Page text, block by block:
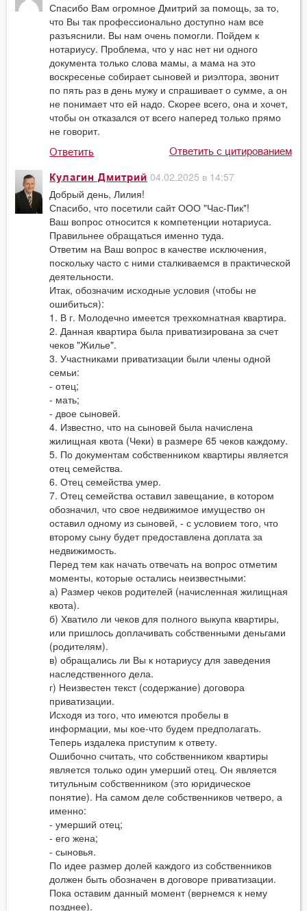
Спасибо Вам огромное Дмитрий за помощь, за то,
что Вы так профессионально доступно нам все
разъяснили. Вы нам очень помогли. Пойдем к
нотариусу. Проблема, что у нас нет ни одного
документа только слова мамы, а мама на это
воскресенье собирает сыновей и риэлтора, звонит
по пять раз в день мужу и спрашивает о сумме, а он
не понимает что ей надо. Скорее всего, она и хочет,
чтобы он отказался от всего наперед только прямо
не говорит.
Ответить Ответить с цитированием
Кулагин Дмитрий 04.02.2025 в 14:57
Добрый день, Лилия!
Спасибо, что посетили сайт ООО "Час-Пик"!
Ваш вопрос относится к компетенции нотариуса.
Правильнее обращаться именно туда.
Ответим на Ваш вопрос в качестве исключения,
поскольку часто с ними сталкиваемся в практической
деятельности.
Итак, обозначим исходные условия (чтобы не
ошибиться):
1. В г. Молодечно имеется трехкомнатная квартира.
2. Данная квартира была приватизирована за счет
чеков "Жилье".
3. Участниками приватизации были члены одной
семьи:
- отец;
- мать;
- двое сыновей.
4. Известно, что на сыновей была начислена
жилищная квота (Чеки) в размере 65 чеков каждому.
5. По документам собственником квартиры является
отец семейства.
6. Отец семейства умер.
7. Отец семейства оставил завещание, в котором
обозначил, что свое недвижимое имущество он
оставил одному из сыновей, - с условием того, что
второму сыну будет предоставлена доплата за
недвижимость.
Перед тем как начать отвечать на вопрос отметим
моменты, которые остались неизвестными:
а) Размер чеков родителей (начисленная жилищная
квота).
б) Хватило ли чеков для полного выкупа квартиры,
или пришлось доплачивать собственными деньгами
(родителям).
в) обращались ли Вы к нотариусу для заведения
наследственного дела.
г) Неизвестен текст (содержание) договора
приватизации.
Исходя из того, что имеются пробелы в
информации, мы кое-что будем предполагать.
Теперь издалека приступим к ответу.
Ошибочно считать, что собственником квартиры
является только один умерший отец. Он является
титульным собственником (это юридическое
понятие). На самом деле собственников четверо, а
именно:
- умерший отец;
- его жена;
- сыновья.
По идее размер долей каждого из собственников
должен быть обозначен в договоре приватизации.
Пока оставим данный момент (вернемся к нему
позднее).